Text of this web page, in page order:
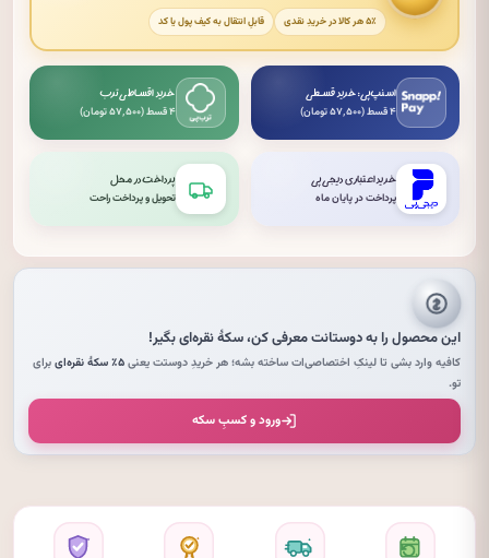
۵٪ هر کالا در خریدِ نقدی قابلِ انتقال به کیف پول یا کد
اسنپ‌پی: خرید قسطی
۴ قسط (۵۷٬۵۰۰ تومان)
خرید اقساطی ترب
۴ قسط (۵۷٬۵۰۰ تومان)
خرید اعتباری دیجی‌پی
پرداخت در پایان ماه
پرداخت در محل
تحویل و پرداخت راحت
این محصول را به دوستانت معرفی کن،سکهٔ نقره‌ایبگیر!
کافیه وارد بشی تا لینکِ اختصاصی‌ات ساخته بشه؛ هر خریدِ دوستت یعنی۵٪ سکهٔ نقره‌ای
برای
تو.
ورود و کسبِ سکه